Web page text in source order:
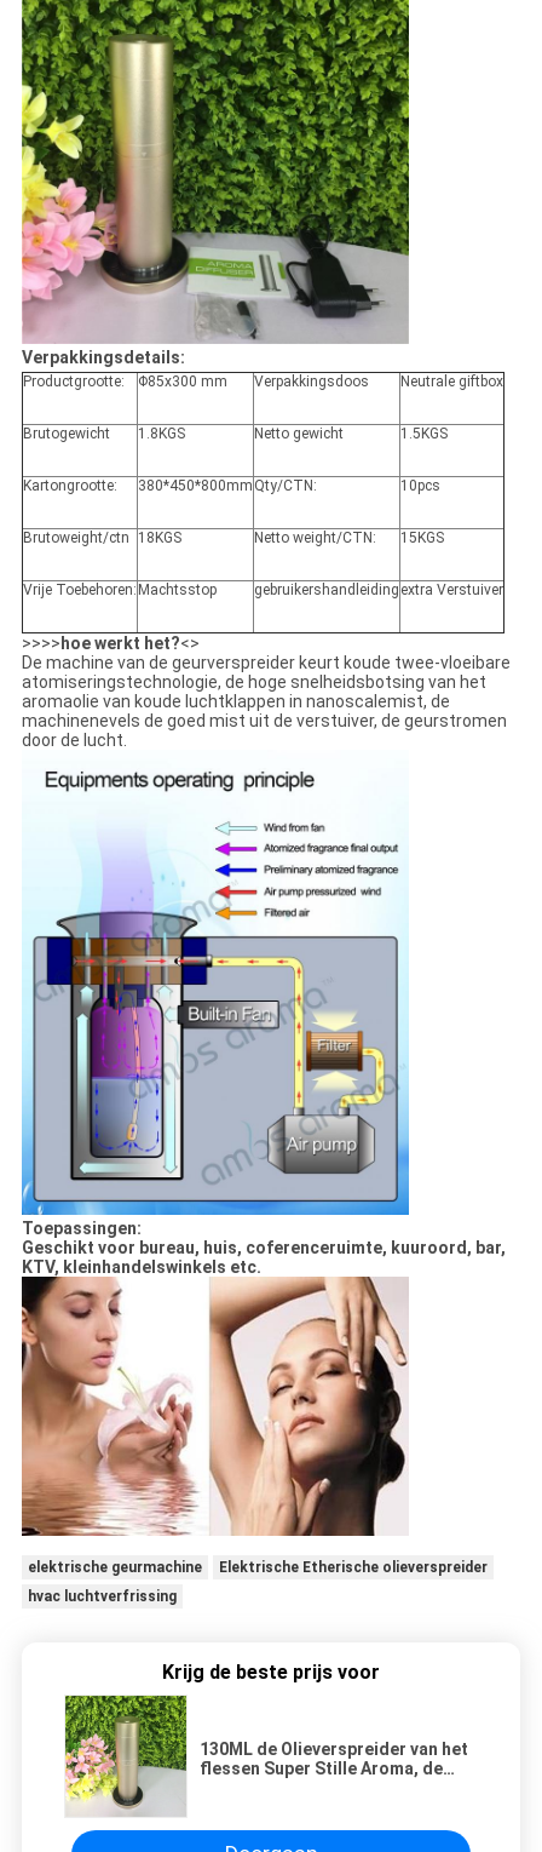
Verpakkingsdetails:
Productgrootte: Φ85x300 mm Verpakkingsdoos Neutrale giftbox
Brutogewicht 1.8KGS Netto gewicht 1.5KGS
Kartongrootte: 380*450*800mm Qty/CTN: 10pcs
Brutoweight/ctn 18KGS Netto weight/CTN: 15KGS
Vrije Toebehoren: Machtsstop gebruikershandleiding extra Verstuiver
>>>> hoe werkt het?<>
De machine van de geurverspreider keurt koude twee-vloeibare
atomiseringstechnologie, de hoge snelheidsbotsing van het
aromaolie van koude luchtklappen in nanoscalemist, de
machinenevels de goed mist uit de verstuiver, de geurstromen
door de lucht.
Toepassingen:
Geschikt voor bureau, huis, coferenceruimte, kuuroord, bar,
KTV, kleinhandelswinkels etc.
elektrische geurmachine
Elektrische Etherische olieverspreider
hvac luchtverfrissing
Krijg de beste prijs voor
130ML de Olieverspreider van het
flessen Super Stille Aroma, de